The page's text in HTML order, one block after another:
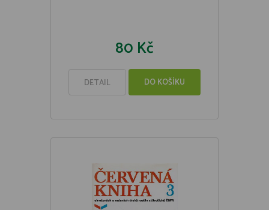
80 Kč
DETAIL DO KOŠÍKU